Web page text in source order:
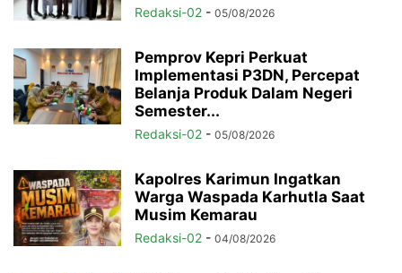
Redaksi-02 - 05/08/2026
Pemprov Kepri Perkuat
Implementasi P3DN, Percepat
Belanja Produk Dalam Negeri
Semester...
Redaksi-02 - 05/08/2026
Kapolres Karimun Ingatkan
Warga Waspada Karhutla Saat
Musim Kemarau
Redaksi-02 - 04/08/2026